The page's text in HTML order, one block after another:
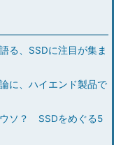
る、SSDに注目が集ま
に、ハイエンド製品で
ソ？ SSDをめぐる5